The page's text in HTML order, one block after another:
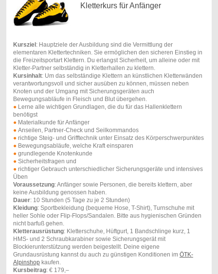
Kletterkurs für Anfänger
Kursziel: Hauptziele der Ausbildung sind die Vermittlung der
elementaren Klettertechniken. Sie ermöglichen den sicheren Einstieg in
die Freizeitsportart Klettern. Du erlangst Sicherheit, um alleine oder mit
Kletter-Partner selbständig in Kletterhallen zu klettern.
Kursinhalt: Um das selbständige Klettern an künstlichen Kletterwänden
verantwortungsvoll und sicher ausüben zu können, müssen neben
Knoten und der Umgang mit Sicherungsgeräten auch
Bewegungsabläufe in Fleisch und Blut übergehen.
●Lerne alle wichtigen Grundlagen, die du für das Hallenklettern
benötigst
●Materialkunde für Anfänger
●Anseilen, Partner-Check und Seilkommandos
●richtige Steig- und Grifftechnik unter Einsatz des Körperschwerpunktes
●Bewegungsabläufe, welche Kraft einsparen
●grundlegende Knotenkunde
●Sicherheitsfragen und
●richtiger Gebrauch unterschiedlicher Sicherungsgeräte und intensives
Üben
Voraussetzung: Anfänger sowie Personen, die bereits klettern, aber
keine Ausbildung genossen haben.
Dauer: 10 Stunden (5 Tage zu je 2 Stunden)
Kleidung: Sportbekleidung (bequeme Hose, T-Shirt), Turnschuhe mit
heller Sohle oder Flip-Flops/Sandalen. Bitte aus hygienischen Gründen
nicht barfuß gehen.
Kletterausrüstung: Kletterschuhe, Hüftgurt, 1 Bandschlinge kurz, 1
HMS- und 2 Schraubkarabiner sowie Sicherungsgerät mit
Blockierunterstützung werden beigestellt. Deine eigene
Grundausrüstung kannst du auch zu günstigen Konditionen im ÖTK-
Alpinshopkaufen.
Kursbeitrag: € 179,–